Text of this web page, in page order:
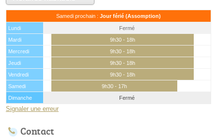
Samedi prochain : Jour férié (Assomption)
Lundi
Fermé
Mardi
9h30 - 18h
Mercredi
9h30 - 18h
Jeudi
9h30 - 18h
Vendredi
9h30 - 18h
Samedi
9h30 - 17h
Dimanche
Fermé
Signaler une erreur
Contact